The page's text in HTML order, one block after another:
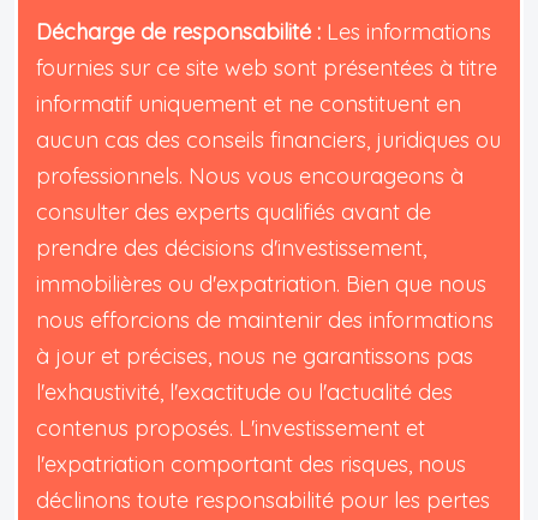
Décharge de responsabilité : Les informations
fournies sur ce site web sont présentées à titre
informatif uniquement et ne constituent en
aucun cas des conseils financiers, juridiques ou
professionnels. Nous vous encourageons à
consulter des experts qualifiés avant de
prendre des décisions d'investissement,
immobilières ou d'expatriation. Bien que nous
nous efforcions de maintenir des informations
à jour et précises, nous ne garantissons pas
l'exhaustivité, l'exactitude ou l'actualité des
contenus proposés. L'investissement et
l'expatriation comportant des risques, nous
déclinons toute responsabilité pour les pertes